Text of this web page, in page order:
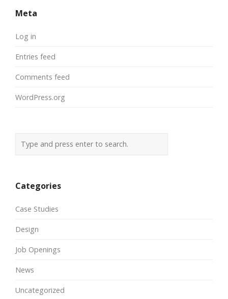
Meta
Log in
Entries feed
Comments feed
WordPress.org
Categories
Case Studies
Design
Job Openings
News
Uncategorized